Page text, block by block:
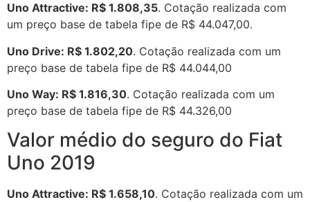
Uno Attractive: R$ 1.808,35. Cotação realizada com
um preço base de tabela fipe de R$ 44.047,00.
Uno Drive: R$ 1.802,20. Cotação realizada com um
preço base de tabela fipe de R$ 44.044,00
Uno Way: R$ 1.816,30. Cotação realizada com um
preço base de tabela fipe de R$ 44.326,00
Valor médio do seguro do Fiat
Uno 2019
Uno Attractive: R$ 1.658,10. Cotação realizada com um